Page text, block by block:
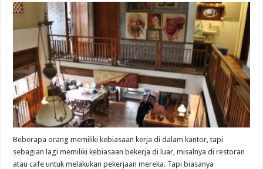
Beberapa orang memiliki kebiasaan kerja di dalam kantor, tapi
sebagian lagi memiliki kebiasaan bekerja di luar, misalnya di restoran
atau cafe untuk melakukan pekerjaan mereka. Tapi biasanya